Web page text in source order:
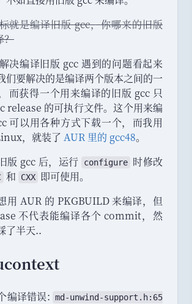
就是编译旧版 gcc， 你哪来的旧版
？
决编译旧版 gcc 遇到的问题看起来
们要解决的是编译两个版本之间的一
而获得一个用来编译的旧版 gcc 只
release 的可执行文件。 这个用来编
可以用各种方式下载一个，
而我用
， 就装了 AUR 里的 gcc48。
版 gcc 后， 运行 configure 时修改
和 CXX 即可使用。
用 AUR 的 PKGBUILD 来编译， 但
不代表能编译各个 commit，
然
了半天..
编译错误: md -unwind -support . h: 65